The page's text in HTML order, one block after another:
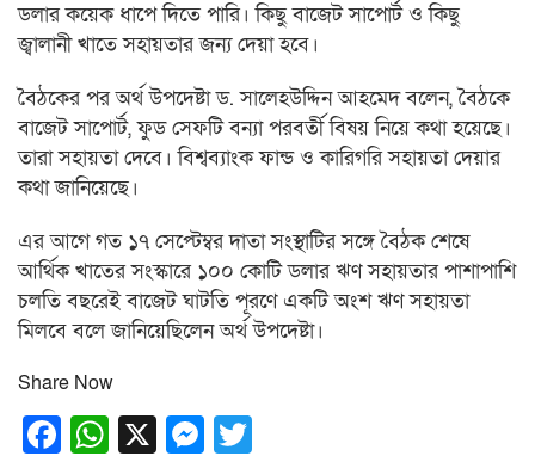
ডলার কয়েক ধাপে দিতে পারি। কিছু বাজেট সাপোর্ট ও কিছু
জ্বালানী খাতে সহায়তার জন্য দেয়া হবে।
বৈঠকের পর অর্থ উপদেষ্টা ড. সালেহউদ্দিন আহমেদ বলেন, বৈঠকে
বাজেট সাপোর্ট, ফুড সেফটি বন্যা পরবর্তী বিষয় নিয়ে কথা হয়েছে।
তারা সহায়তা দেবে। বিশ্বব্যাংক ফান্ড ও কারিগরি সহায়তা দেয়ার
কথা জানিয়েছে।
এর আগে গত ১৭ সেপ্টেম্বর দাতা সংস্থাটির সঙ্গে বৈঠক শেষে
আর্থিক খাতের সংস্কারে ১০০ কোটি ডলার ঋণ সহায়তার পাশাপাশি
চলতি বছরেই বাজেট ঘাটতি পূরণে একটি অংশ ঋণ সহায়তা
মিলবে বলে জানিয়েছিলেন অর্থ উপদেষ্টা।
Share Now
Facebook
WhatsApp
X Messenger